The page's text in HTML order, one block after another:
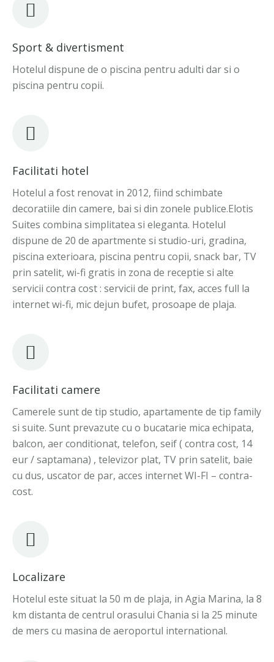
Sport & divertisment
Hotelul dispune de o piscina pentru adulti dar si o
piscina pentru copii.
Facilitati hotel
Hotelul a fost renovat in 2012, fiind schimbate
decoratiile din camere, bai si din zonele publice.Elotis
Suites combina simplitatea si eleganta. Hotelul
dispune de 20 de apartmente si studio-uri, gradina,
piscina exterioara, piscina pentru copii, snack bar, TV
prin satelit, wi-fi gratis in zona de receptie si alte
servicii contra cost : servicii de print, fax, acces full la
internet wi-fi, mic dejun bufet, prosoape de plaja.
Facilitati camere
Camerele sunt de tip studio, apartamente de tip family
si suite. Sunt prevazute cu o bucatarie mica echipata,
balcon, aer conditionat, telefon, seif ( contra cost, 14
eur / saptamana) , televizor plat, TV prin satelit, baie
cu dus, uscator de par, acces internet WI-FI – contra-
cost.
Localizare
Hotelul este situat la 50 m de plaja, in Agia Marina, la 8
km distanta de centrul orasului Chania si la 25 minute
de mers cu masina de aeroportul international.